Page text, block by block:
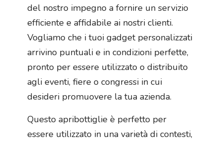
del nostro impegno a fornire un servizio
efficiente e affidabile ai nostri clienti.
Vogliamo che i tuoi gadget personalizzati
arrivino puntuali e in condizioni perfette,
pronto per essere utilizzato o distribuito
agli eventi, fiere o congressi in cui
desideri promuovere la tua azienda.
Questo apribottiglie è perfetto per
essere utilizzato in una varietà di contesti,